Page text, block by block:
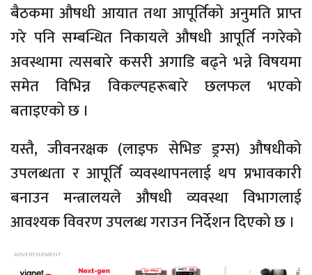
बैठकमा औषधी आयात तथा आपूर्तिको अनुमति प्राप्त
गरे पनि सम्बन्धित निकायले औषधी आपूर्ति नगरेको
अवस्थामा त्यसबारे कसरी अगाडि बढ्ने भन्ने विषयमा
समेत विभिन्न विकल्पहरूबारे छलफल भएको
बताइएको छ ।
यस्तै, जीवनरक्षक (लाइफ सेभिङ ड्रग्स) औषधीको
उपलब्धता र आपूर्ति व्यवस्थापनलाई थप प्रभावकारी
बनाउन मन्त्रालयले औषधी व्यवस्था विभागलाई
आवश्यक विवरण उपलब्ध गराउन निर्देशन दिएको छ ।